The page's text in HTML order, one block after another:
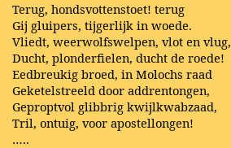
Terug, hondsvottenstoet! terug
Gij gluipers, tijgerlijk in woede.
Vliedt, weerwolfswelpen, vlot en vlug,
Ducht, plonderfielen, ducht de roede!
Eedbreukig broed, in Molochs raad
Geketelstreeld door addrentongen,
Geproptvol glibbrig kwijlkwabzaad,
Tril, ontuig, voor apostellongen!
…..